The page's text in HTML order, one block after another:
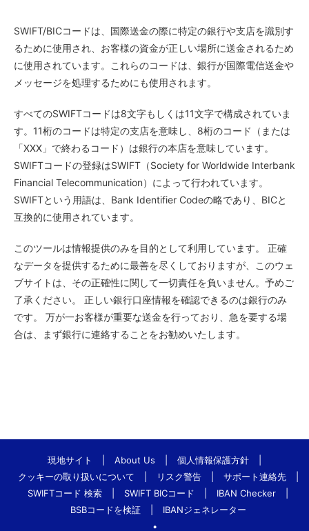
SWIFT/BICコードは、国際送金の際に特定の銀行や支店を識別す
るために使用され、お客様の資金が正しい場所に送金されるため
に使用されています。これらのコードは、銀行が国際電信送金や
メッセージを処理するためにも使用されます。
すべてのSWIFTコードは8文字もしくは11文字で構成されていま
す。11桁のコードは特定の支店を意味し、8桁のコード（または
「XXX」で終わるコード）は銀行の本店を意味しています。
SWIFTコードの登録はSWIFT（Society for Worldwide Interbank
Financial Telecommunication）によって行われています。
SWIFTという用語は、Bank Identifier Codeの略であり、BICと
互換的に使用されています。
このツールは情報提供のみを目的として利用しています。 正確
なデータを提供するために最善を尽くしておりますが、このウェ
ブサイトは、その正確性に関して一切責任を負いません。予めご
了承ください。 正しい銀行口座情報を確認できるのは銀行のみ
です。 万が一お客様が重要な送金を行っており、急を要する場
合は、まず銀行に連絡することをお勧めいたします。
現地サイト About Us 個人情報保護方針
クッキーの取り扱いについて
リスク警告 サポート連絡先
SWIFTコード 検索
SWIFT BICコード IBAN Checker
BSBコードを検証
IBANジェネレーター
•